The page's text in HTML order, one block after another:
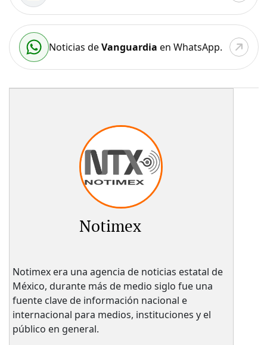
Noticias deVanguardia en WhatsApp.
Notimex
Notimex era una agencia de noticias estatal de
México, durante más de medio siglo fue una
fuente clave de información nacional e
internacional para medios, instituciones y el
público en general.